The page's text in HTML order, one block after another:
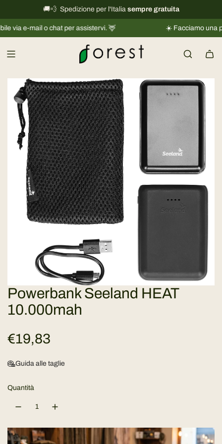
a
i
🚚💨 Spedizione per l'Italia sempre gratuita
International shipping information→
o chat per assistervi. 🦌 ☀️ Facciamo una piccola
Powerbank Seeland HEAT
10.000mah
P
r
e
z
€19,83
Guida alle taglie
Quantità